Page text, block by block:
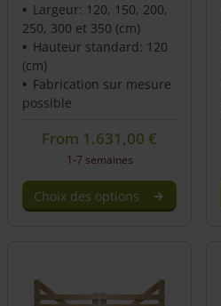
Largeur: 120, 150, 200,
250, 300 et 350 (cm)
Hauteur standard: 120
(cm)
Fabrication sur mesure
possible
From 1.631,00 €
1-7 semaines
Choix des options